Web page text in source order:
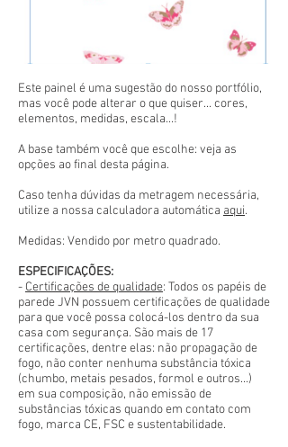
Este painel é uma sugestão do nosso portfólio,
mas você pode alterar o que quiser... cores,
elementos, medidas, escala...!
A base também você que escolhe: veja as
opções ao final desta página.
Caso tenha dúvidas da metragem necessária,
utilize a nossa calculadora automática aqui.
Medidas: Vendido por metro quadrado.
ESPECIFICAÇÕES:
- Certificações de qualidade: Todos os papéis de
parede JVN possuem certificações de qualidade
para que você possa colocá-los dentro da sua
casa com segurança. São mais de 17
certificações, dentre elas: não propagação de
fogo, não conter nenhuma substância tóxica
(chumbo, metais pesados, formol e outros...)
em sua composição, não emissão de
substâncias tóxicas quando em contato com
fogo, marca CE, FSC e sustentabilidade.